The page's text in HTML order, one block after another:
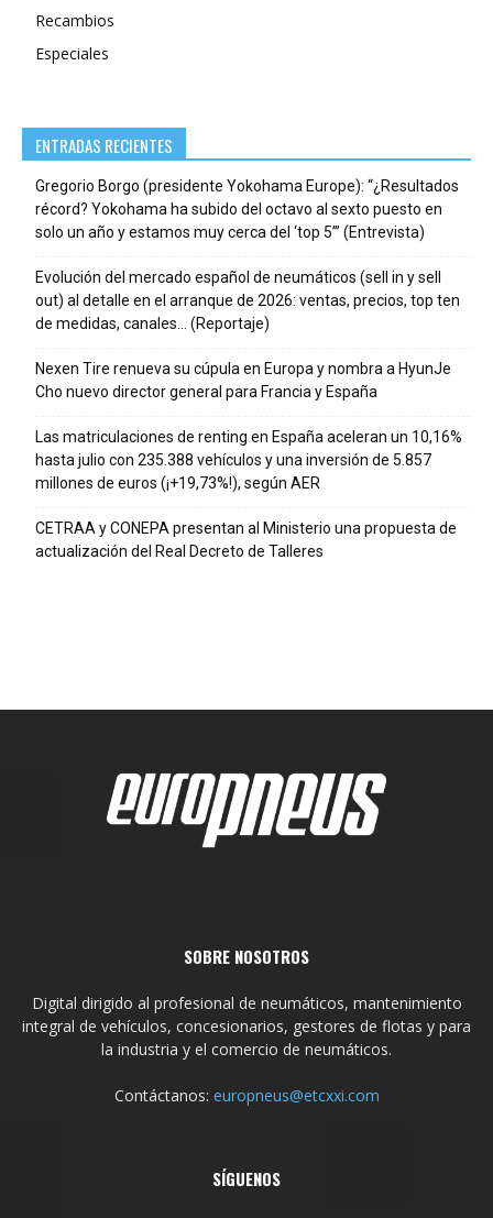
Recambios
Especiales
ENTRADAS RECIENTES
Gregorio Borgo (presidente Yokohama Europe): “¿Resultados
récord? Yokohama ha subido del octavo al sexto puesto en
solo un año y estamos muy cerca del ‘top 5’” (Entrevista)
Evolución del mercado español de neumáticos (sell in y sell
out) al detalle en el arranque de 2026: ventas, precios, top ten
de medidas, canales… (Reportaje)
Nexen Tire renueva su cúpula en Europa y nombra a HyunJe
Cho nuevo director general para Francia y España
Las matriculaciones de renting en España aceleran un 10,16%
hasta julio con 235.388 vehículos y una inversión de 5.857
millones de euros (¡+19,73%!), según AER
CETRAA y CONEPA presentan al Ministerio una propuesta de
actualización del Real Decreto de Talleres
SOBRE NOSOTROS
Digital dirigido al profesional de neumáticos, mantenimiento
integral de vehículos, concesionarios, gestores de flotas y para
la industria y el comercio de neumáticos.
Contáctanos: europneus@etcxxi.com
SÍGUENOS